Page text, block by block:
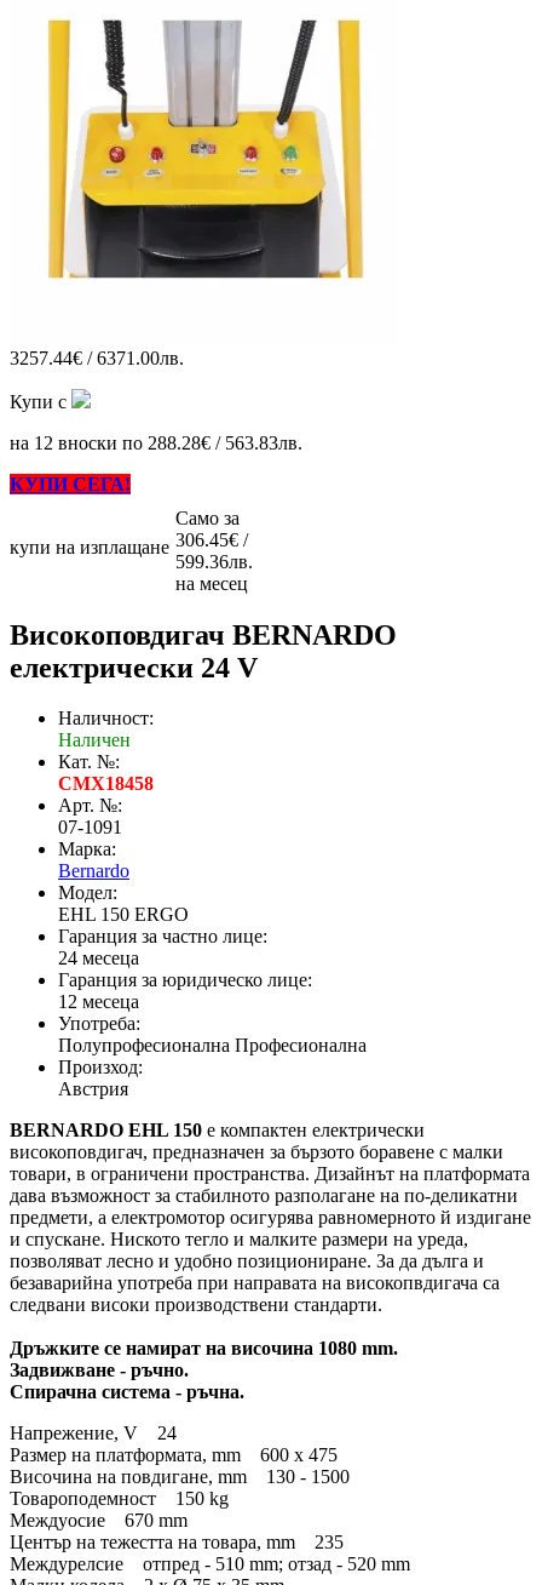
3257.44€ / 6371.00лв.
Купи с
на 12 вноски по 288.28€ / 563.83лв.
КУПИ СЕГА!
купи на изплащане
Само за
306.45€ /
599.36лв.
на месец
Високоповдигач BERNARDO
електрически 24 V
Наличност:
Наличен
Кат. №:
CMX18458
Арт. №:
07-1091
Марка:
Bernardo
Модел:
EHL 150 ERGO
Гаранция за частно лице:
24 месеца
Гаранция за юридическо лице:
12 месеца
Употреба:
Полупрофесионална Професионална
Произход:
Австрия
BERNARDO EHL 150 е компактен електрически
високоповдигач, предназначен за бързото боравене с малки
товари, в ограничени пространства. Дизайнът на платформата
дава възможност за стабилното разполагане на по-деликатни
предмети, а електромотор осигурява равномерното й издигане
и спускане. Ниското тегло и малките размери на уреда,
позволяват лесно и удобно позициониране. За да дълга и
безаварийна употреба при направата на високопвдигача са
следвани високи производствени стандарти.
Дръжките се намират на височина 1080 mm.
Задвижване - ръчно.
Спирачна система - ръчна.
Напрежение, V 24
Размер на платформата, mm 600 x 475
Височина на повдигане, mm 130 - 1500
Товароподемност 150 kg
Междуосие 670 mm
Център на тежестта на товара, mm 235
Междурелсие отпред - 510 mm; отзад - 520 mm